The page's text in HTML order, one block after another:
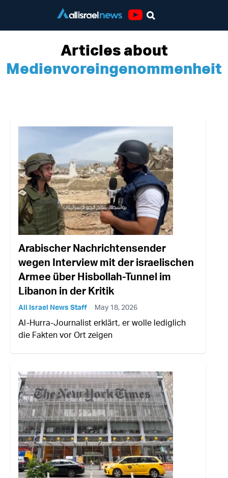
Articles about
Medienvoreingenommenheit
Arabischer Nachrichtensender
wegen Interview mit der israelischen
Armee über Hisbollah-Tunnel im
Libanon in der Kritik
All Israel News Staff May 18, 2026
Al-Hurra-Journalist erklärt, er wolle lediglich
die Fakten vor Ort zeigen